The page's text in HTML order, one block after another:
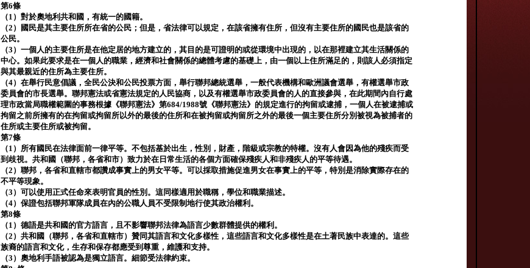
第6條
（1）對於奧地利共和國，有統一的國籍。
（2）國民是其主要住所所在省的公民；但是，省法律可以規定，在該省擁有住所，但沒有主要住所的國民也是該省的
公民。
（3）一個人的主要住所是在他定居的地方建立的，其目的是可證明的或從環境中出現的，以在那裡建立其生活關係的
中心。如果此要求是在一個人的職業，經濟和社會關係的總體考慮的基礎上，由一個以上住所滿足的，則該人必須指定
與其最親近的住所為主要住所。
（4）在舉行民意倡議，全民公決和公民投票方面，舉行聯邦總統選舉，一般代表機構和歐洲議會選舉，有權選舉市政
委員會的市長選舉。聯邦憲法或省憲法規定的人民協商，以及有權選舉市政委員會的人的直接參與，在此期間內自行處
理市政當局職權範圍的事務根據《聯邦憲法》第684/1988號《聯邦憲法》的規定進行的拘留或逮捕，一個人在被逮捕或
拘留之前所擁有的在拘留或拘留所以外的最後的住所和在被拘留或拘留所之外的最後一個主要住所分別被視為被捕者的
住所或主要住所或被拘留。
第7條
（1）所有國民在法律面前一律平等。不包括基於出生，性別，財產，階級或宗教的特權。沒有人會因為他的殘疾而受
到歧視。共和國（聯邦，各省和市）致力於在日常生活的各個方面確保殘疾人和非殘疾人的平等待遇。
（2）聯邦，各省和直轄市都讚成事實上的男女平等。可以採取措施促進男女在事實上的平等，特別是消除實際存在的
不平等現象。
（3）可以使用正式任命來表明官員的性別。這同樣適用於職稱，學位和職業描述。
（4）保證包括聯邦軍隊成員在內的公職人員不受限制地行使其政治權利。
第8條
（1）德語是共和國的官方語言，且不影響聯邦法律為語言少數群體提供的權利。
（2）共和國（聯邦，各省和直轄市）贊同其語言和文化多樣性，這些語言和文化多樣性是在土著民族中表達的。這些
族裔的語言和文化，生存和保存都應受到尊重，維護和支持。
（3）奧地利手語被認為是獨立語言。細節受法律約束。